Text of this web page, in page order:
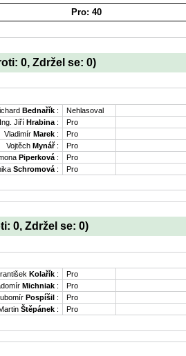
Pro: 40
0, Zdržel se: 0)
Bednařík :
Nehlasoval
Ing. Jiří Hrabina :
Pro
Vladimír Marek :
Pro
Vojtěch Mynář:
Pro
Piperková :
Pro
Schromová : Pro
0, Zdržel se: 0)
Kolařík :
Pro
Michniak :
Pro
Pospíšil :
Pro
Štěpánek : Pro